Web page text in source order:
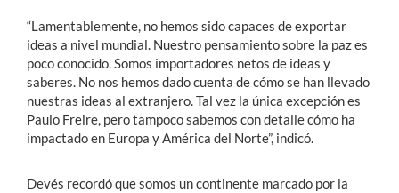
“Lamentablemente, no hemos sido capaces de exportar
ideas a nivel mundial. Nuestro pensamiento sobre la paz es
poco conocido. Somos importadores netos de ideas y
saberes. No nos hemos dado cuenta de cómo se han llevado
nuestras ideas al extranjero. Tal vez la única excepción es
Paulo Freire, pero tampoco sabemos con detalle cómo ha
impactado en Europa y América del Norte”, indicó.
Devés recordó que somos un continente marcado por la